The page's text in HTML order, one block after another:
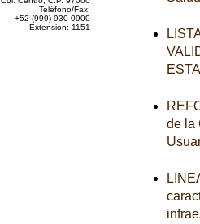
Teléfono/Fax:
+52 (999) 930-0900
Extensión: 1151
de la